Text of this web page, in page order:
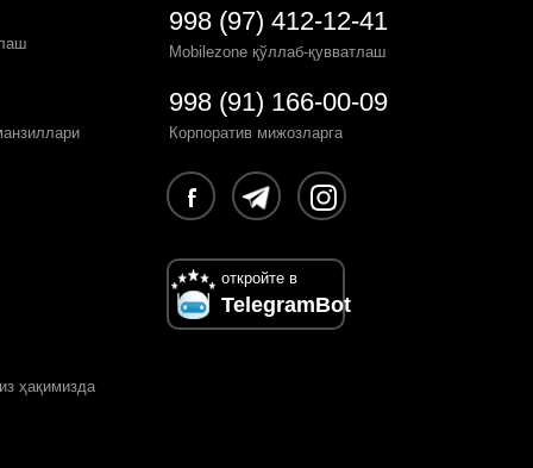
ҳақимизда
998 (97) 412-12-41
Mobilezone қўллаб-қувватлаш
998 (91) 166-00-09
Корпоратив мижозларга
откройте в
TelegramBot